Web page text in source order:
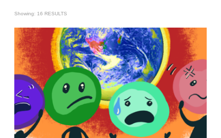
Showing: 16 RESULTS